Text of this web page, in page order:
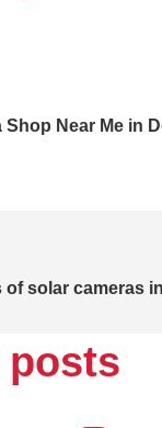
Shop Near Me in
of solar cameras
posts